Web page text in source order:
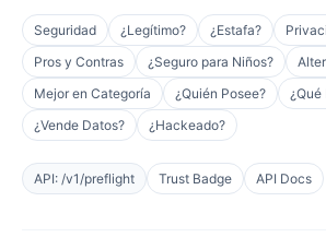
Seguridad ¿Legítimo? ¿Estafa?
Pros y Contras
¿Seguro para Niños?
Mejor en Categoría
¿Quién Posee?
¿Qué
¿Vende Datos?
¿Hackeado?
API: /v1/preflight Trust Badge API Docs